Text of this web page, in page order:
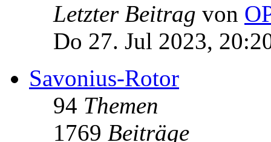
Letzter Beitrag von
Do 27. Jul 2023,
Savonius-Rotor
94 Themen
1769 Beiträge